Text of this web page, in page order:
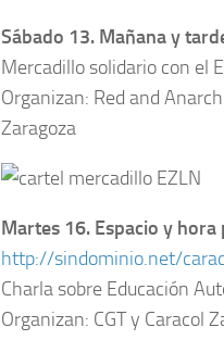
Sábado 13. Mañana y
Mercadillo solidario con el
Organizan: Red and
Zaragoza
Martes 16. Espacio y
http://sindominio.net/
Charla sobre Educación
Organizan: CGT y Caracol